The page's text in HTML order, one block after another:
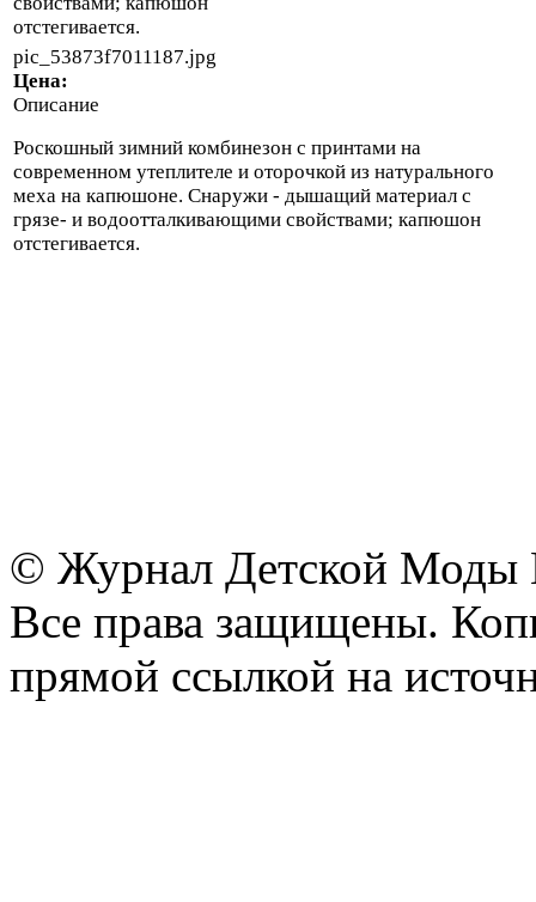
отстегивается.
pic_53873f7011187.jpg
Цена:
Описание
Роскошный зимний комбинезон с принтами на
современном утеплителе и оторочкой из натурального
меха на капюшоне. Снаружи - дышащий материал с
грязе- и водоотталкивающими свойствами; капюшон
отстегивается.
© Журнал Детской Моды
Все права защищены.
прямой ссылкой на